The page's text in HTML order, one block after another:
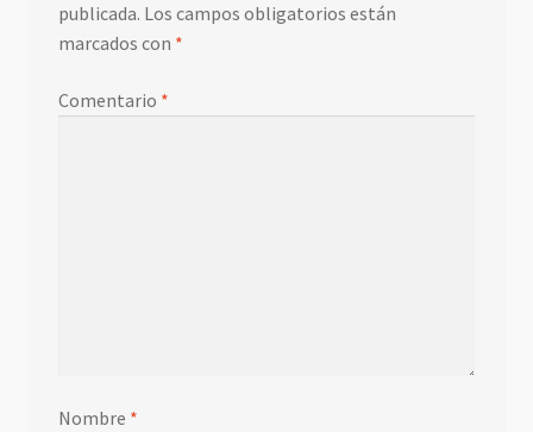
publicada. Los campos obligatorios están
marcados con *
Comentario *
Nombre *